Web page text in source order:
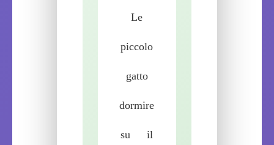
Le
piccolo
gatto
dormire
su il